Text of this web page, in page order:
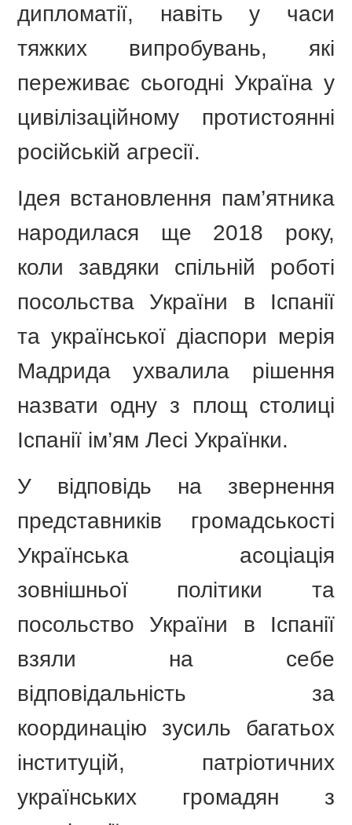
дипломатії, навіть у часи
тяжких випробувань, які
переживає сьогодні Україна у
цивілізаційному протистоянні
російській агресії.
Ідея встановлення пам’ятника
народилася ще 2018 року,
коли завдяки спільній роботі
посольства України в Іспанії
та української діаспори мерія
Мадрида ухвалила рішення
назвати одну з площ столиці
Іспанії ім’ям Лесі Українки.
У відповідь на звернення
представників громадськості
Українська асоціація
зовнішньої політики та
посольство України в Іспанії
взяли на себе
відповідальність за
координацію зусиль багатьох
інституцій, патріотичних
українських громадян з